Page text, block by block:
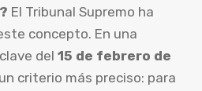
El Tribunal Supremo ha
concepto. En una
del 15 de febrero de
criterio más preciso: para